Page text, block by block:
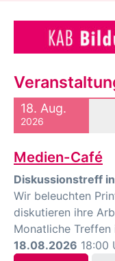
18. Aug.
2026
Medien-Café
Diskussionstreff
Wir beleuchten
diskutieren ihre
Monatliche
18.08.2026 18:00